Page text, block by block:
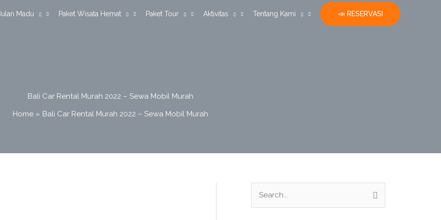
Madu Paket Wisata Hemat Paket Tour Aktivitas Tentang Kami 📣 RESERVASI
Bali Car Rental Murah 2022 – Sewa Mobil Murah
Home
Bali Car Rental Murah 2022 – Sewa Mobil Murah